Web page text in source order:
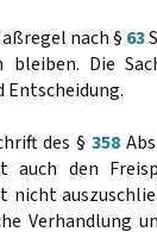
nach § 63
Die
Entscheidung.
des §358
auch den
nicht
Verhandlung